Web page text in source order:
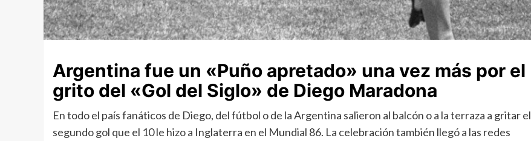
Argentina fue un «Puño apretado» una vez más por el
grito del «Gol del Siglo» de Diego Maradona
En todo el país fanáticos de Diego, del fútbol o de la Argentina salieron al balcón o a la terraza a gritar el
segundo gol que el 10 le hizo a Inglaterra en el Mundial 86. La celebración también llegó a las redes